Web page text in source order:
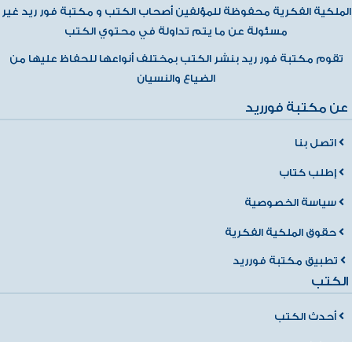
الملكية الفكرية محفوظة للمؤلفين أصحاب الكتب و مكتبة فور ريد غير
مسئولة عن ما يتم تداولة في محتوي الكتب
تقوم مكتبة فور ريد بنشر الكتب بمختلف أنواعها للحفاظ عليها من
الضياع والنسيان
عن مكتبة فورريد
اتصل بنا
إطلب كتاب
سياسة الخصوصية
حقوق الملكية الفكرية
تطبيق مكتبة فورريد
الكتب
أحدث الكتب